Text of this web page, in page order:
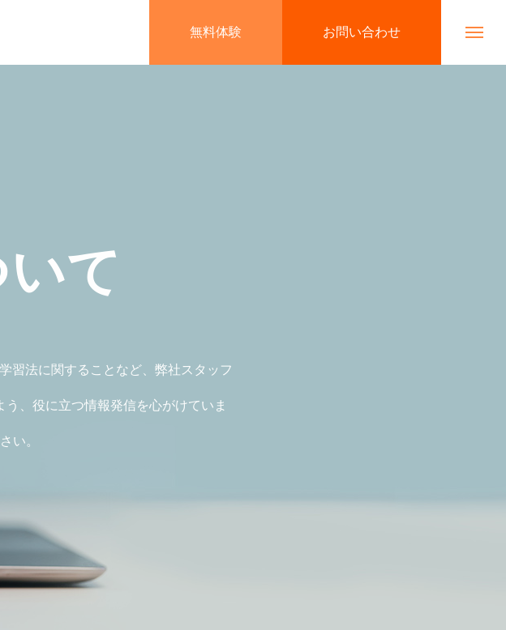
無料体験 お問い合わせ
て
習法に関することなど、弊社スタッフ
、役に立つ情報発信を心がけていま
い。